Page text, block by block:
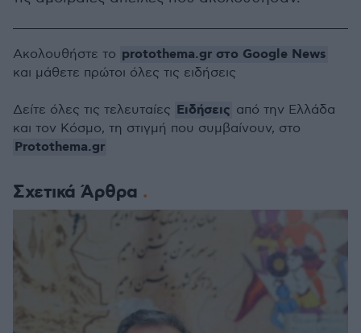
Σχετικά Άρθρα
Ακολουθήστε το protothema.gr στο Google News
και μάθετε πρώτοι όλες τις ειδήσεις
Δείτε όλες τις τελευταίες Ειδήσεις από την Ελλάδα
και τον Κόσμο, τη στιγμή που συμβαίνουν, στο
Protothema.gr